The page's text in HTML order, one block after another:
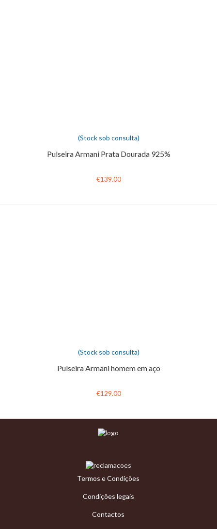
(Stock sob consulta)
Pulseira Armani Prata Dourada 925%
€139.00
(Stock sob consulta)
Pulseira Armani homem em aço
€129.00
Termos e Condições
Condições legais
Contactos